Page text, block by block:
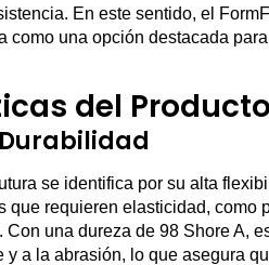
En este sentido, el
como una opción destacada
del Producto
se identifica por su alta
que requieren elasticidad, como
Con una dureza de 98 Shore A,
y a la abrasión, lo que asegura